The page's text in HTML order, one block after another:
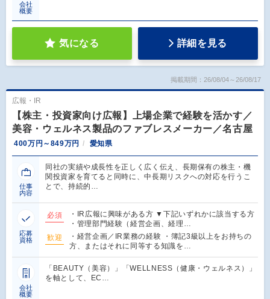
会社
概要
気になる 詳細を見る
掲載期間：26/08/04～26/08/17
広報・IR
【株主・投資家向け広報】上場企業で経験を活かす／
美容・ウェルネス製品のファブレスメーカー／名古屋
400万円～849万円 愛知県
仕事
内容
同社の実績や成長性を正しく広く伝え、長期保有の株主・機
関投資家を育てると同時に、中長期リスクへの対応を行うこ
とで、持続的…
応募
資格
必須
・IR広報に興味がある方 ▼下記いずれかに該当する方
・管理部門経験（経営企画、経理…
歓迎
・経営企画／IR業務の経験 ・簿記3級以上をお持ちの
方、またはそれに同等する知識を…
会社
概要
「BEAUTY（美容）」「WELLNESS（健康・ウェルネス）」
を軸として、EC…